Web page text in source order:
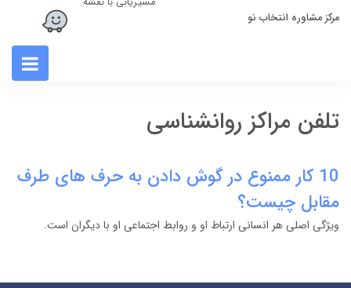
مرکز مشاوره انتخاب نو
تلفن مراکز روانشناسی
10 کار ممنوع در گوش دادن به حرف های طرف
مقابل چیست؟
ویژگی اصلی هر انسانی ارتباط او و روابط اجتماعی او با دیگران است.